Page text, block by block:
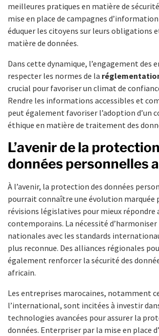
meilleures pratiques en matière de sécurité
mise en place de campagnes
éduquer les citoyens sur leurs obligations
matière de données.
Dans cette dynamique, l’engagement des
respecter les normes de la
crucial pour favoriser un climat de
Rendre les informations accessibles et
peut également favoriser l’adoption d’un
éthique en matière de traitement des
L’avenir de la
données personnelles
À l’avenir, la protection des données
pourrait connaître une évolution marquée
révisions législatives pour mieux répondre
contemporains. La nécessité d’harmoniser
nationales avec les standards
plus reconnue. Des alliances régionales
également renforcer la sécurité des
africain.
Les entreprises marocaines, notamment
l’international, sont incitées à investir
technologies avancées pour assurer la
données. Enterpriser par la mise en place